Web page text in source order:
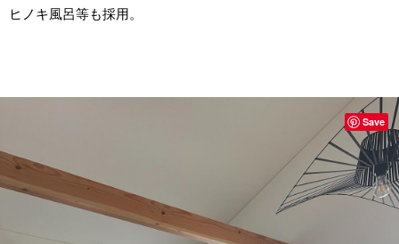
ヒノキ風呂等も採用。
Save